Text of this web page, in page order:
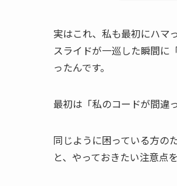
実はこれ、私も最初にハマ
スライドが一巡した瞬間に
ったんです。
最初は「私のコードが間違
同じように困っている方の
と、やっておきたい注意点